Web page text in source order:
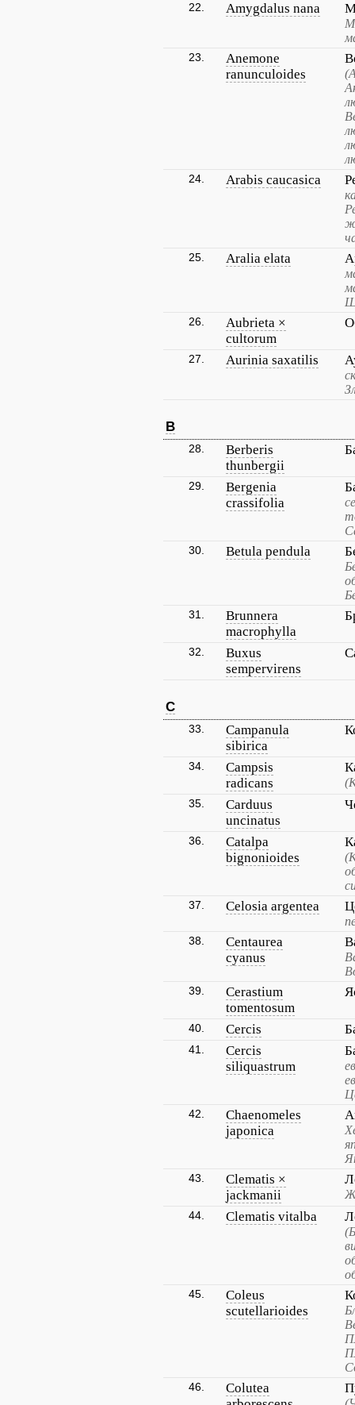
22. Amygdalus nana
23.
Anemone
ranunculoides
24. Arabis caucasica
25. Aralia elata
26.
Aubrieta ×
cultorum
27. Aurinia saxatilis
B
28.
Berberis
thunbergii
29.
Bergenia
crassifolia
30. Betula pendula
31.
Brunnera
macrophylla
32.
Buxus
sempervirens
C
33.
Campanula
sibirica
34.
Campsis
radicans
35.
Carduus
uncinatus
36.
Catalpa
bignonioides
37. Celosia argentea
38.
Centaurea
cyanus
39.
Cerastium
tomentosum
40. Cercis
41.
Cercis
siliquastrum
42.
Chaenomeles
japonica
43.
Clematis ×
jackmanii
44. Clematis vitalba
45.
Coleus
scutellarioides
46.
Colutea